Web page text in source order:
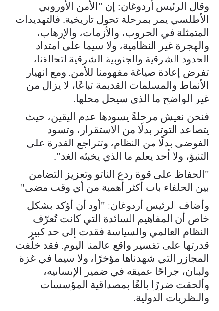
وقال الرئيس أردوغان: إن "الأمن الأوروبي
الأطلسي يمر بمرحلة تحول تاريخية. فالتهديدات
المتمثلة في الحروب، والأزمات، والإرهاب،
والهجرة غير النظامية، ولا سيما على امتداد
الحدود الشرقية والجنوبية الشرقية لتحالفنا،
تفرض إعادة صياغة مفهومنا للأمن. ومع انهيار
الأنماط والمسلمات القديمة تباعًا، لا يزال من
غير الواضح ما الذي سيحل محلها.
فنحن نعيش مرحلةً يسودها عدم اليقين، حيث
يتصاعد التوتر بدلًا من الاستقرار، وتسود
الفوضى بدلًا من النظام، وتتراجع القدرة على
التنبؤ، ولا أحد يعلم ما الذي يخبئه الغد".
"الحفاظ على قوة ردع الناتو وتعزيز التضامن
بين الحلفاء بات أكثر أهمية من أي وقت مضى"
وأضاف الرئيس أردوغان: "أود أن أؤكد بشكل
خاص أن المفاهيم السائدة التي كانت تُعرّف
النظام العالمي والسياسة فقدت إلى حد كبير
قدرتها على تفسير واقع عالمنا اليوم. فقد خلّفت
المجازر التي شهدناها مؤخرًا، ولا سيما في غزة
ولبنان، جراحًا عميقة في ضمير الإنسانية،
وألحقت ضررًا بالغًا بمصداقية المؤسسات
والنظريات الدولية.